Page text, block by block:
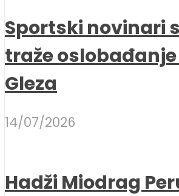
Sportski novinari
traže
Gleza
14/07/2026
Hadži Miodrag